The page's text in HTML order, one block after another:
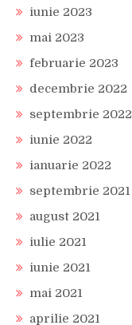
iunie 2023
mai 2023
februarie 2023
decembrie 2022
septembrie 2022
iunie 2022
ianuarie 2022
septembrie 2021
august 2021
iulie 2021
iunie 2021
mai 2021
aprilie 2021